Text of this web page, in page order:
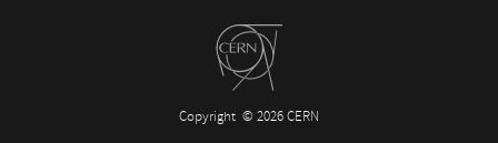
Copyright © 2026 CERN